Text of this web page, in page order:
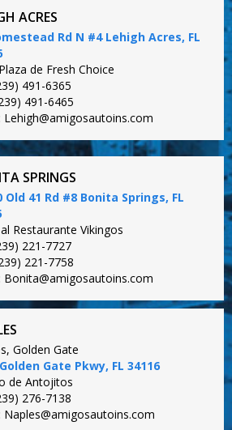
ACRES
Rd N #4 Lehigh Acres, FL
de Fresh Choice
491-6365
491-6465
Lehigh@amigosautoins.com
SPRINGS
Old 41 Rd #8 Bonita Springs, FL
Restaurante Vikingos
221-7727
221-7758
Bonita@amigosautoins.com
Golden Gate
Gate Pkwy, FL 34116
de Antojitos
276-7138
Naples@amigosautoins.com